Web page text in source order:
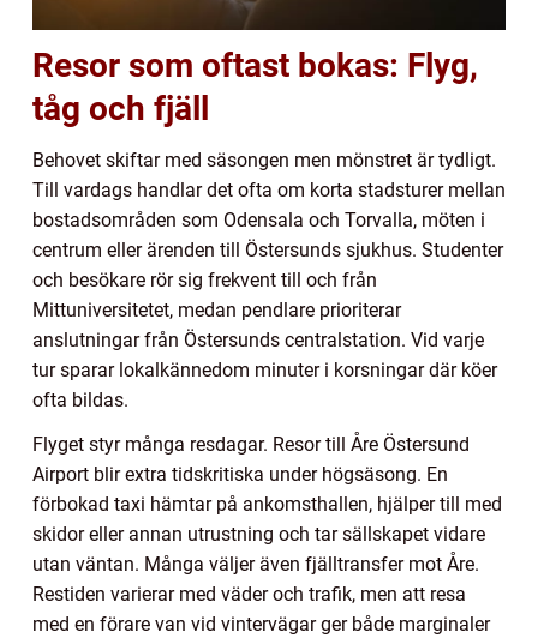
Resor som oftast bokas: Flyg,
tåg och fjäll
Behovet skiftar med säsongen men mönstret är tydligt.
Till vardags handlar det ofta om korta stadsturer mellan
bostadsområden som Odensala och Torvalla, möten i
centrum eller ärenden till Östersunds sjukhus. Studenter
och besökare rör sig frekvent till och från
Mittuniversitetet, medan pendlare prioriterar
anslutningar från Östersunds centralstation. Vid varje
tur sparar lokalkännedom minuter i korsningar där köer
ofta bildas.
Flyget styr många resdagar. Resor till Åre Östersund
Airport blir extra tidskritiska under högsäsong. En
förbokad taxi hämtar på ankomsthallen, hjälper till med
skidor eller annan utrustning och tar sällskapet vidare
utan väntan. Många väljer även fjälltransfer mot Åre.
Restiden varierar med väder och trafik, men att resa
med en förare van vid vintervägar ger både marginaler